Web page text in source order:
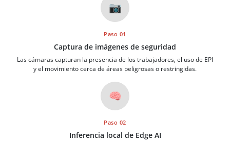
📷
Paso 01
Captura de imágenes de seguridad
Las cámaras capturan la presencia de los trabajadores, el uso de EPI
y el movimiento cerca de áreas peligrosas o restringidas.
🧠
Paso 02
Inferencia local de Edge AI